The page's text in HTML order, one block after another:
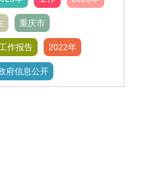
重庆市
作报告 2022年
府信息公开